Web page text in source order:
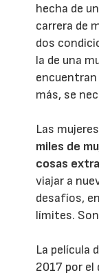
hecha de
carrera de
dos
la de una
más, se
Las
miles de
cosas
viajar a
desafíos,
límites.
La película
2017 por